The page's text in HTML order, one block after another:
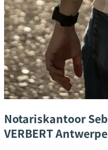
Notariskantoor
VERBERT